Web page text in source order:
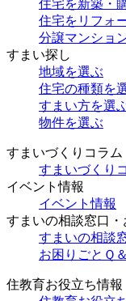
住宅を新築・
住宅をリフォ
分譲マンショ
すまい探し
地域を選ぶ
住宅の種類を
すまい方を選
物件を選ぶ
すまいづくりコラム
すまいづくり
イベント情報
イベント情報
すまいの相談窓口
すまいの相談
お困りごとＱ
住教育お役立ち情報